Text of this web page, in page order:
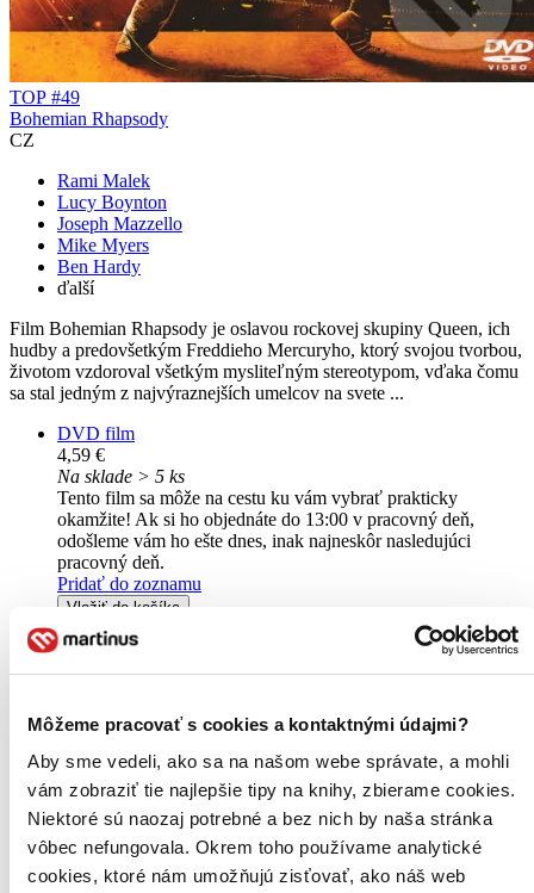
Môžeme pracovať s cookies a kontaktnými údajmi?
Aby sme vedeli, ako sa na našom webe správate, a mohli
vám zobraziť tie najlepšie tipy na knihy, zbierame cookies.
Niektoré sú naozaj potrebné a bez nich by naša stránka
vôbec nefungovala. Okrem toho používame analytické
cookies, ktoré nám umožňujú zisťovať, ako náš web
TOP #49
Bohemian Rhapsody
CZ
Rami Malek
Lucy Boynton
Joseph Mazzello
Mike Myers
Ben Hardy
ďalší
Film Bohemian Rhapsody je oslavou rockovej skupiny Queen, ich
hudby a predovšetkým Freddieho Mercuryho, ktorý svojou tvorbou,
životom vzdoroval všetkým mysliteľným stereotypom, vďaka čomu
sa stal jedným z najvýraznejších umelcov na svete ...
DVD film
4,59 €
Na sklade > 5 ks
Tento film sa môže na cestu ku vám vybrať prakticky
okamžite! Ak si ho objednáte do 13:00 v pracovný deň,
odošleme vám ho ešte dnes, inak najneskôr nasledujúci
pracovný deň.
Pridať do zoznamu
Vložiť do košíka